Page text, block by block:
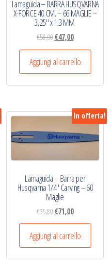
Lamaguida – BARRA HUSQVARNA
X-FORCE 40 CM. – 66 MAGLIE –
3,25″ x 1.3 MM.
€58,00 Il
prezzo
originale
era:
€58,00.
€47,00Il
prezzo
attuale
è:
€47,00.
Aggiungi al carrello
In offerta!
Lamaguida – Barra per
Husqvarna 1/4″ Carving – 60
Maglie
€95,80 Il
prezzo
originale
era:
€95,80.
€71,00Il
prezzo
attuale
è:
€71,00.
Aggiungi al carrello